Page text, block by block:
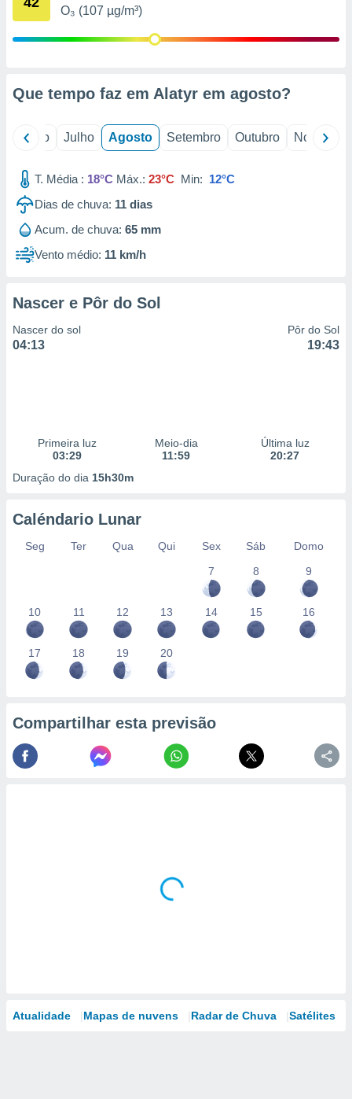
estudos
de
1199
O₃ (107 µg/m³)
Que tempo faz em Alatyr em agosto?
Junho Julho Agosto Setembro Outubro Novembro
T. Média : 18°C Máx.: 23°C Min: 12°C
Dias de chuva: 11 dias
Acum. de chuva: 65 mm
Vento médio: 11 km/h
Nascer e Pôr do Sol
Nascer do sol
04:13
Pôr do Sol
19:43
Primeira luz
03:29
Meio-dia
11:59
Última luz
20:27
Duração do dia 15h30m
Caléndario Lunar
Seg Ter Qua Qui Sex Sáb
Domo
7
8 9
10 11 12 13 14 15 16
17 18 19 20
Compartilhar esta previsão
Atualidade Mapas de nuvens Radar de Chuva Satélites